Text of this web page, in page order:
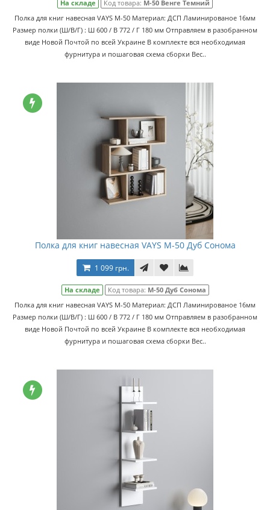
На складе Код товара: M-50 Венге Темний
Полка для книг навесная VAYS M-50 Материал: ДСП Ламинированое 16мм
Размер полки (Ш/В/Г) : Ш 600 / В 772 / Г 180 мм Отправляем в разобранном
виде Новой Почтой по всей Украине В комплекте вся необходимая
фурнитура и пошаговая схема сборки Вес..
Полка для книг навесная VAYS M-50 Дуб Сонома
1 099 грн.
На складе Код товара: M-50 Дуб Сонома
Полка для книг навесная VAYS M-50 Материал: ДСП Ламинированое 16мм
Размер полки (Ш/В/Г) : Ш 600 / В 772 / Г 180 мм Отправляем в разобранном
виде Новой Почтой по всей Украине В комплекте вся необходимая
фурнитура и пошаговая схема сборки Вес..